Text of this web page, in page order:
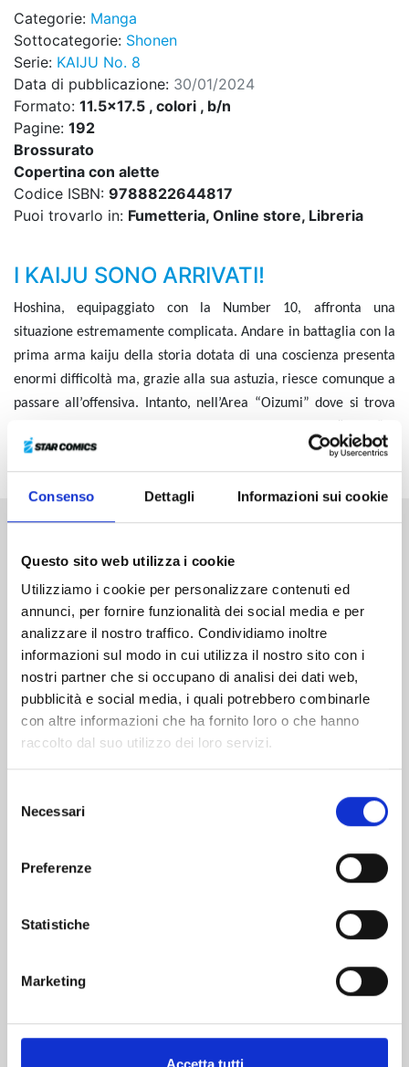
Consenso Dettagli Informazioni sui cookie
Questo sito web utilizza i cookie
Utilizziamo i cookie per personalizzare contenuti ed
annunci, per fornire funzionalità dei social media e per
analizzare il nostro traffico. Condividiamo inoltre
informazioni sul modo in cui utilizza il nostro sito con i
nostri partner che si occupano di analisi dei dati web,
pubblicità e social media, i quali potrebbero combinarle
con altre informazioni che ha fornito loro o che hanno
raccolto dal suo utilizzo dei loro servizi.
delNecessari
Preferenze
Statistiche
Marketing
Accetta tutti
Categorie: Manga
Sottocategorie: Shonen
Serie: KAIJU No. 8
Data di pubblicazione: 30/01/2024
Formato: 11.5x17.5 , colori , b/n
Pagine: 192
Brossurato
Copertina con alette
Codice ISBN: 9788822644817
Puoi trovarlo in: Fumetteria, Online store, Libreria
I KAIJU SONO ARRIVATI!
Hoshina, equipaggiato con la Number 10, affronta una
situazione estremamente complicata. Andare in battaglia con la
prima arma kaiju della storia dotata di una coscienza presenta
enormi difficoltà ma, grazie alla sua astuzia, riesce comunque a
passare all’offensiva. Intanto, nell’Area “Oizumi” dove si trova
la situazione precipita!
Altri volumi della serie